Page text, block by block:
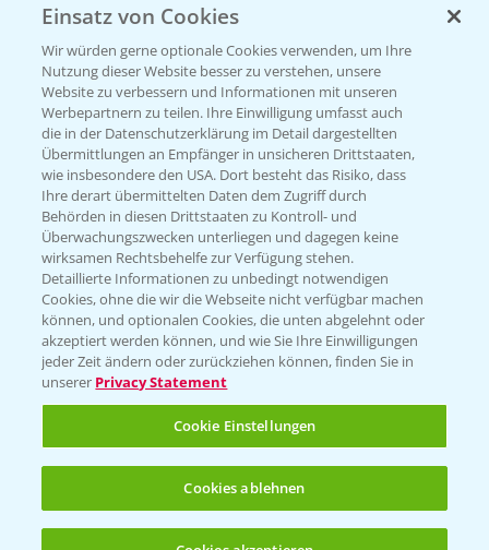
Beratung auf WhatsApp
T.+49 (0)174 346 564 1
KONTAKT
Hilfe in Notfällen
T.+49 (0)214/30-20220
Folgen Sie uns
Einsatz von Cookies
Wir würden gerne optionale Cookies verwenden, um Ihre
Nutzung dieser Website besser zu verstehen, unsere
Website zu verbessern und Informationen mit unseren
Werbepartnern zu teilen. Ihre Einwilligung umfasst auch
die in der Datenschutzerklärung im Detail dargestellten
Übermittlungen an Empfänger in unsicheren Drittstaaten,
wie insbesondere den USA. Dort besteht das Risiko, dass
Ihre derart übermittelten Daten dem Zugriff durch
Behörden in diesen Drittstaaten zu Kontroll- und
Überwachungszwecken unterliegen und dagegen keine
wirksamen Rechtsbehelfe zur Verfügung stehen.
Detaillierte Informationen zu unbedingt notwendigen
Cookies, ohne die wir die Webseite nicht verfügbar machen
können, und optionalen Cookies, die unten abgelehnt oder
akzeptiert werden können, und wie Sie Ihre Einwilligungen
jeder Zeit ändern oder zurückziehen können, finden Sie in
unserer Privacy Statement
Cookie Einstellungen
Cookies ablehnen